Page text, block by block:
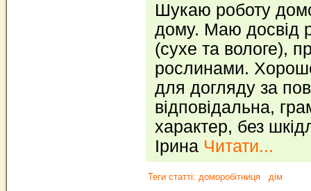
Шукаю роботу
дому. Маю досвід
(сухе та вологе),
рослинами.
для догляду за
відповідальна,
характер, без
Ірина Читати...
Теги статті: доморобітниця дім